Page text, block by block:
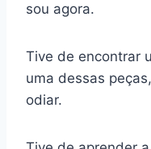
sou agora.
Tive de encontrar
uma dessas
odiar.